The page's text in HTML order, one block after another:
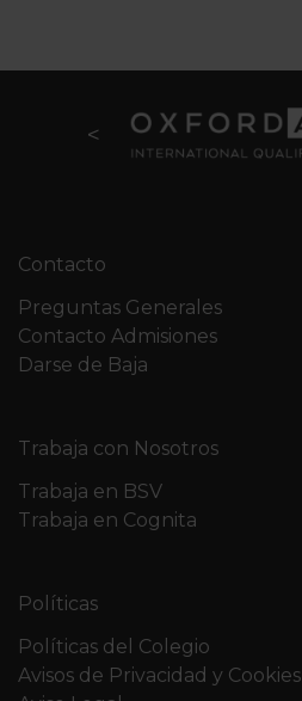
Contacto
Preguntas Generales
Contacto Admisiones
Darse de Baja
Trabaja con Nosotros
Trabaja en BSV
Trabaja en Cognita
Políticas
Políticas del Colegio
Avisos de Privacidad y Cookies